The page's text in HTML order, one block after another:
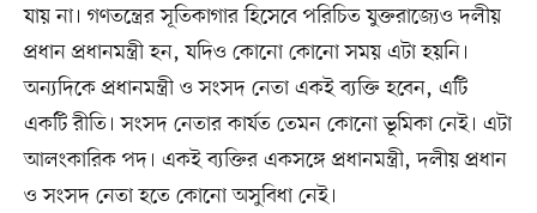
যায় না। গণতন্ত্রের সূতিকাগার হিসেবে পরিচিত যুক্তরাজ্যেও দলীয়
প্রধান প্রধানমন্ত্রী হন, যদিও কোনো কোনো সময় এটা হয়নি।
অন্যদিকে প্রধানমন্ত্রী ও সংসদ নেতা একই ব্যক্তি হবেন, এটি
একটি রীতি। সংসদ নেতার কার্যত তেমন কোনো ভূমিকা নেই। এটা
আলংকারিক পদ। একই ব্যক্তির একসঙ্গে প্রধানমন্ত্রী, দলীয় প্রধান
ও সংসদ নেতা হতে কোনো অসুবিধা নেই।